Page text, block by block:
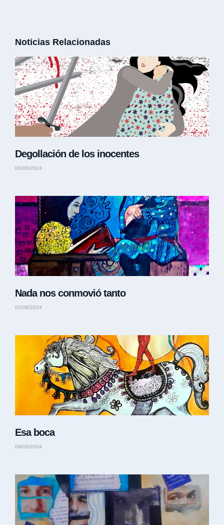
Noticias Relacionadas
Degollación de los inocentes
06/06/2024
Nada nos conmovió tanto
02/08/2024
Esa boca
09/05/2024